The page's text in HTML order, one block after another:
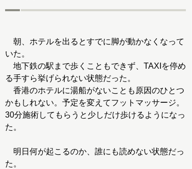
朝、ホテルを出るとすでに脚が動かなくなって
いた。
地下鉄の駅まで歩くこともできず、TAXIを停め
る手すら挙げられない状態だった。
香港のホテルに湯船がないことも原因のひとつ
かもしれない。予定を変えてフットマッサージ。
30分施術してもらうと少しだけ歩けるようになっ
た。
明日何が起こるのか、誰にも読めない状態だっ
た。